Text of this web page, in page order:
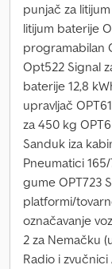
punjač za
litijum baterije
programabilan
Opt522 Signal
baterije 12,8
upravljač
za 450 kg
Sanduk iza
Pneumatici
gume OPT723
platformi/
označavanje
2 za Nemačku
Radio i zvučnici